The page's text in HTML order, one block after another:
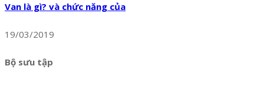
Van là gì? và chức năng của
19/03/2019
Bộ sưu tập